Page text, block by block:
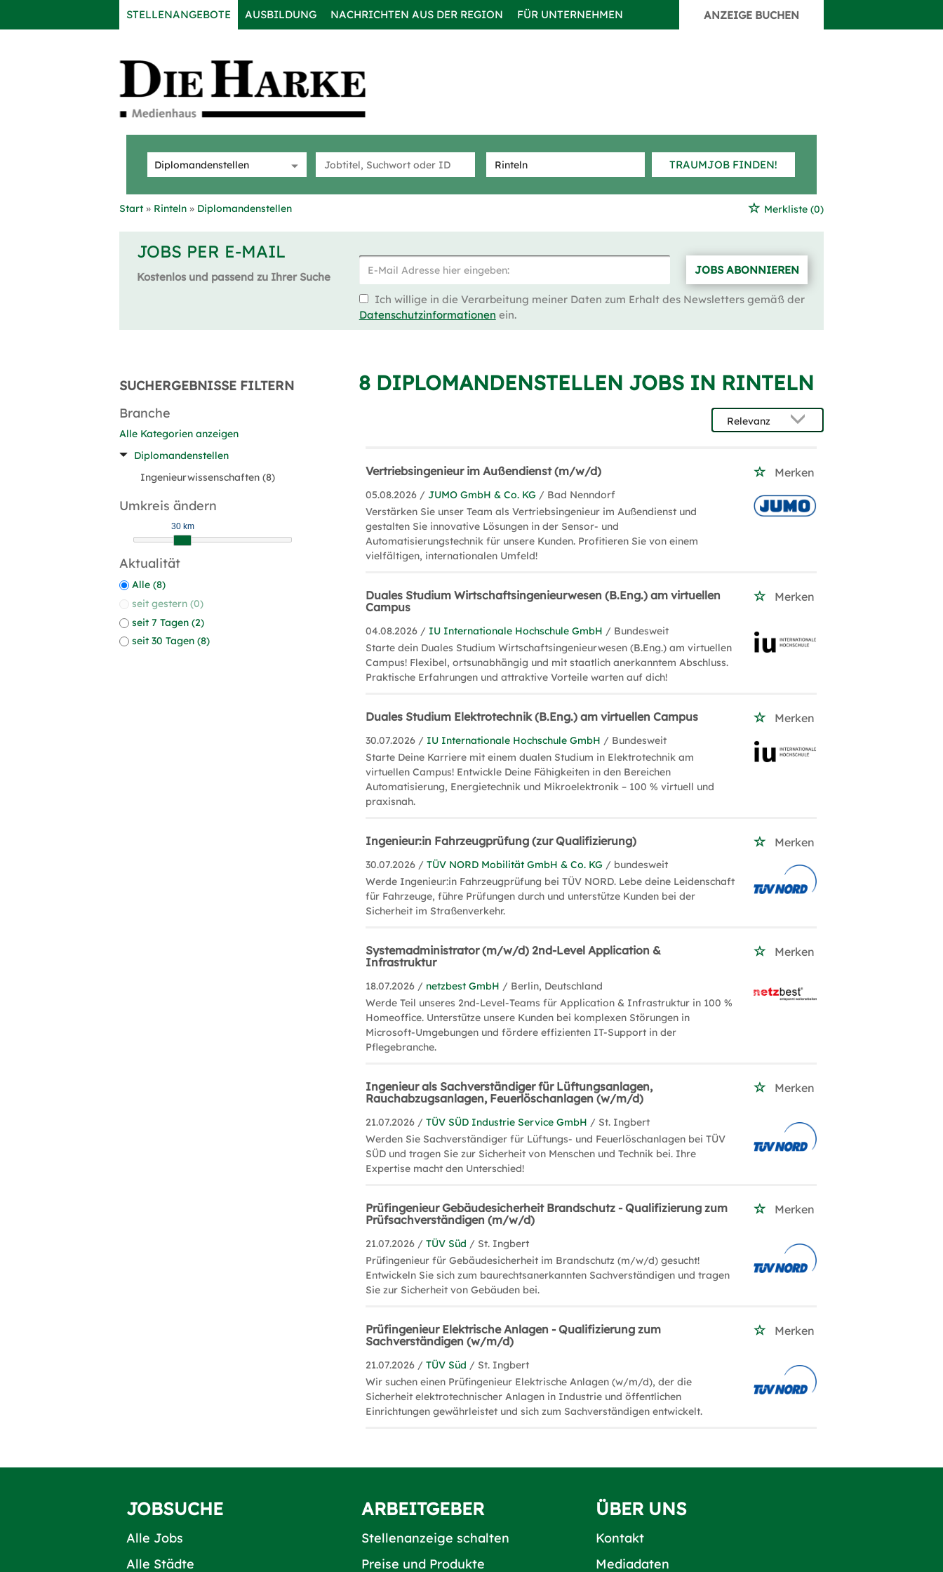
STELLENANGEBOTE AUSBILDUNG NACHRICHTEN AUS DER REGION FÜR UNTERNEHMEN ANZEIGE BUCHEN
TRAUMJOB FINDEN!
Start Rinteln Diplomandenstellen Merkliste (0)
JOBS PER E-MAIL
Kostenlos und passend zu Ihrer Suche
JOBS ABONNIEREN
Ich willige in die Verarbeitung meiner Daten zum Erhalt des Newsletters gemäß der
Datenschutzinformationen ein.
SUCHERGEBNISSE FILTERN
Branche
Alle Kategorien anzeigen
Diplomandenstellen
Ingenieurwissenschaften (8)
Umkreis ändern
30 km
Aktualität
Alle (8)
seit gestern (0)
seit 7 Tagen (2)
seit 30 Tagen (8)
8 DIPLOMANDENSTELLEN JOBS IN RINTELN
Vertriebsingenieur im Außendienst (m/w/d) Merken
05.08.2026 /JUMO GmbH & Co. KG / Bad Nenndorf
Verstärken Sie unser Team als Vertriebsingenieur im Außendienst und
gestalten Sie innovative Lösungen in der Sensor- und
Automatisierungstechnik für unsere Kunden. Profitieren Sie von einem
vielfältigen, internationalen Umfeld!
Duales Studium Wirtschaftsingenieurwesen (B.Eng.) am virtuellen
Campus
Merken
04.08.2026 / IU Internationale Hochschule GmbH / Bundesweit
Starte dein Duales Studium Wirtschaftsingenieurwesen (B.Eng.) am virtuellen
Campus! Flexibel, ortsunabhängig und mit staatlich anerkanntem Abschluss.
Praktische Erfahrungen und attraktive Vorteile warten auf dich!
Duales Studium Elektrotechnik (B.Eng.) am virtuellen Campus Merken
30.07.2026 / IU Internationale Hochschule GmbH / Bundesweit
Starte Deine Karriere mit einem dualen Studium in Elektrotechnik am
virtuellen Campus! Entwickle Deine Fähigkeiten in den Bereichen
Automatisierung, Energietechnik und Mikroelektronik – 100 % virtuell und
praxisnah.
Ingenieur:in Fahrzeugprüfung (zur Qualifizierung) Merken
30.07.2026 /TÜV NORD Mobilität GmbH & Co. KG / bundesweit
Werde Ingenieur:in Fahrzeugprüfung bei TÜV NORD. Lebe deine Leidenschaft
für Fahrzeuge, führe Prüfungen durch und unterstütze Kunden bei der
Sicherheit im Straßenverkehr.
Systemadministrator (m/w/d) 2nd-Level Application &
Infrastruktur
Merken
18.07.2026 / netzbest GmbH / Berlin, Deutschland
Werde Teil unseres 2nd-Level-Teams für Application & Infrastruktur in 100 %
Homeoffice. Unterstütze unsere Kunden bei komplexen Störungen in
Microsoft-Umgebungen und fördere effizienten IT-Support in der
Pflegebranche.
Ingenieur als Sachverständiger für Lüftungsanlagen,
Rauchabzugsanlagen, Feuerlöschanlagen (w/m/d)
Merken
21.07.2026 /TÜV SÜD Industrie Service GmbH / St. Ingbert
Werden Sie Sachverständiger für Lüftungs- und Feuerlöschanlagen bei TÜV
SÜD und tragen Sie zur Sicherheit von Menschen und Technik bei. Ihre
Expertise macht den Unterschied!
Prüfingenieur Gebäudesicherheit Brandschutz - Qualifizierung zum
Prüfsachverständigen (m/w/d)
Merken
21.07.2026 /TÜV Süd / St. Ingbert
Prüfingenieur für Gebäudesicherheit im Brandschutz (m/w/d) gesucht!
Entwickeln Sie sich zum baurechtsanerkannten Sachverständigen und tragen
Sie zur Sicherheit von Gebäuden bei.
Prüfingenieur Elektrische Anlagen - Qualifizierung zum
Sachverständigen (w/m/d)
Merken
21.07.2026 /TÜV Süd / St. Ingbert
Wir suchen einen Prüfingenieur Elektrische Anlagen (w/m/d), der die
Sicherheit elektrotechnischer Anlagen in Industrie und öffentlichen
Einrichtungen gewährleistet und sich zum Sachverständigen entwickelt.
JOBSUCHE
Alle Jobs
Alle Städte
ARBEITGEBER
Stellenanzeige schalten
Preise und Produkte
ÜBER UNS
Kontakt
Mediadaten